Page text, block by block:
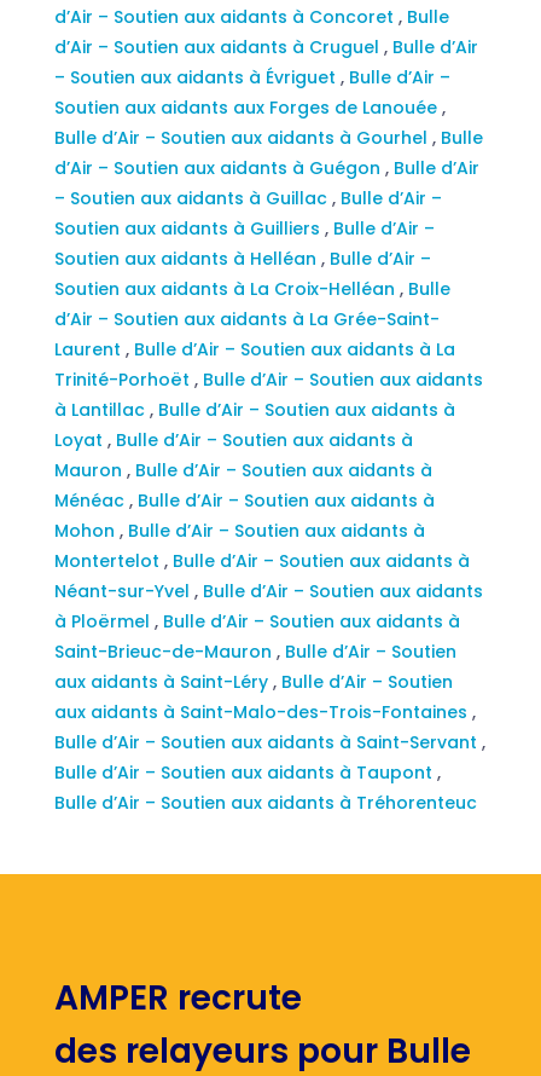
d’Air – Soutien aux aidants à Concoret , Bulle
d’Air – Soutien aux aidants à Cruguel , Bulle d’Air
– Soutien aux aidants à Évriguet , Bulle d’Air –
Soutien aux aidants aux Forges de Lanouée ,
Bulle d’Air – Soutien aux aidants à Gourhel , Bulle
d’Air – Soutien aux aidants à Guégon , Bulle d’Air
– Soutien aux aidants à Guillac , Bulle d’Air –
Soutien aux aidants à Guilliers , Bulle d’Air –
Soutien aux aidants à Helléan , Bulle d’Air –
Soutien aux aidants à La Croix-Helléan , Bulle
d’Air – Soutien aux aidants à La Grée-Saint-
Laurent , Bulle d’Air – Soutien aux aidants à La
Trinité-Porhoët , Bulle d’Air – Soutien aux aidants
à Lantillac , Bulle d’Air – Soutien aux aidants à
Loyat , Bulle d’Air – Soutien aux aidants à
Mauron , Bulle d’Air – Soutien aux aidants à
Ménéac , Bulle d’Air – Soutien aux aidants à
Mohon , Bulle d’Air – Soutien aux aidants à
Montertelot , Bulle d’Air – Soutien aux aidants à
Néant-sur-Yvel , Bulle d’Air – Soutien aux aidants
à Ploërmel , Bulle d’Air – Soutien aux aidants à
Saint-Brieuc-de-Mauron , Bulle d’Air – Soutien
aux aidants à Saint-Léry , Bulle d’Air – Soutien
aux aidants à Saint-Malo-des-Trois-Fontaines ,
Bulle d’Air – Soutien aux aidants à Saint-Servant ,
Bulle d’Air – Soutien aux aidants à Taupont ,
Bulle d’Air – Soutien aux aidants à Tréhorenteuc
AMPER recrute
des relayeurs pour Bulle